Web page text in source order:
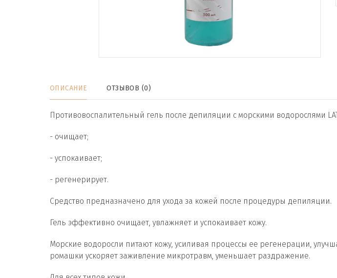
ОПИСАНИЕ ОТЗЫВОВ (0)
Противовоспалительный гель после депиляции с морскими водорослями
- очищает;
- успокаивает;
- регенерирует.
Средство предназначено для ухода за кожей после процедуры депиляции.
Гель эффективно очищает, увлажняет и успокаивает кожу.
Морские водоросли питают кожу, усиливая процессы ее регенерации,
ромашки ускоряет заживление микротравм, уменьшает раздражение.